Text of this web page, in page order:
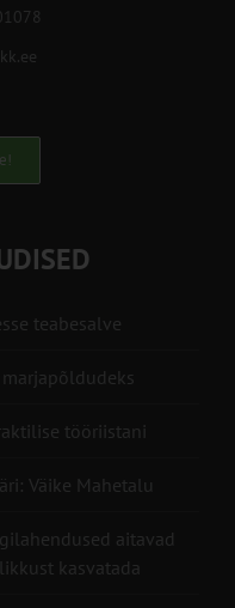
teabesalve
tööriistani
Väike Mahetalu
aitavad
kasvatada